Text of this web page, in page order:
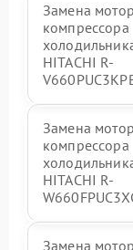
Замена
компрессора
HITACHI R-
Замена
компрессора
HITACHI R-
Замена